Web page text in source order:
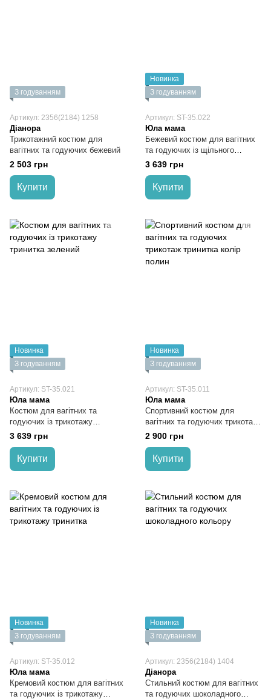
З годуванням
Артикул: 2356(2184) 1258
Діанора
Трикотажний костюм для
вагітних та годуючих бежевий
2 503 грн
Купити
Новинка
З годуванням
Артикул: ST-35.022
Юла мама
Бежевий костюм для вагітних
та годуючих із щільного
трикотажу
3 639 грн
Купити
Новинка
З годуванням
Артикул: ST-35.021
Юла мама
Костюм для вагітних та
годуючих із трикотажу
тринитка зелений
3 639 грн
Купити
Новинка
З годуванням
Артикул: ST-35.011
Юла мама
Спортивний костюм для
вагітних та годуючих трикотаж
тринитка колір полин
2 900 грн
Купити
Новинка
З годуванням
Артикул: ST-35.012
Юла мама
Кремовий костюм для вагітних
та годуючих із трикотажу
Новинка
З годуванням
Артикул: 2356(2184) 1404
Діанора
Стильний костюм для вагітних
та годуючих шоколадного